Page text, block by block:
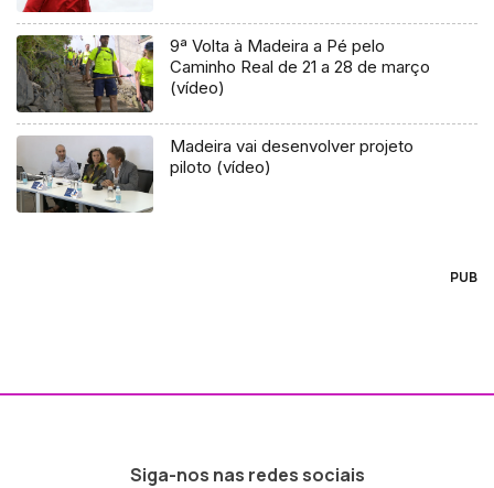
9ª Volta à Madeira a Pé pelo
Caminho Real de 21 a 28 de março
(vídeo)
Madeira vai desenvolver projeto
piloto (vídeo)
PUB
Siga-nos nas redes sociais